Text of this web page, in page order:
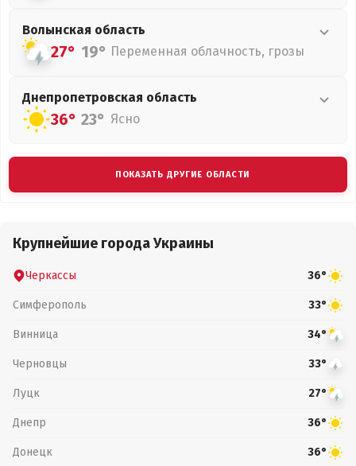
Волынская область
27° 19° Переменная облачность, грозы
Днепропетровская область
36° 23° Ясно
ПОКАЗАТЬ ДРУГИЕ ОБЛАСТИ
Крупнейшие города Украины
Черкассы 36°
Симферополь 33°
Винница 34°
Черновцы 33°
Луцк 27°
Днепр 36°
Донецк 36°